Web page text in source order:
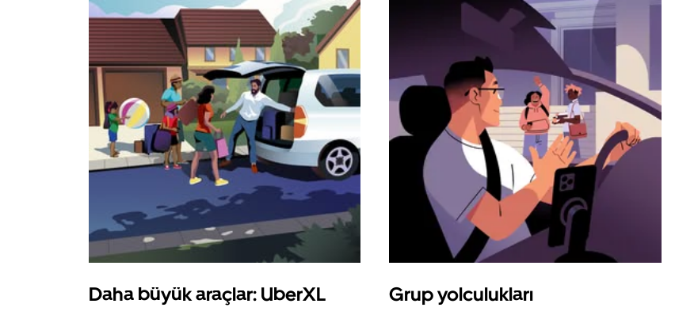
Daha büyük araçlar: UberXL Grup yolculukları